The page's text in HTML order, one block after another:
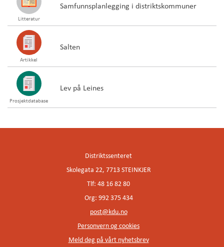
Litteratur
Samfunnsplanlegging i distriktskommuner
Artikkel
Salten
Prosjektdatabase
Lev på Leines
Distriktssenteret
Skolegata 22, 7713 STEINKJER
Tlf: 48 16 82 80
Org: 992 375 434
post@kdu.no
Personvern og cookies
Meld deg på vårt nyhetsbrev